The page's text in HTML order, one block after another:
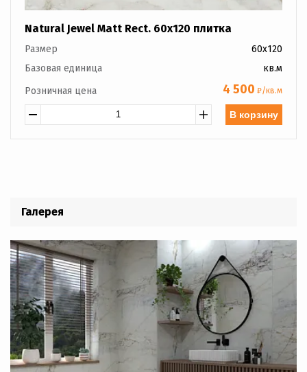
Natural Jewel Matt Rect. 60x120 плитка
Размер
60x120
Базовая единица
кв.м
Розничная цена
4 500 ₽/кв.м
В корзину
Галерея